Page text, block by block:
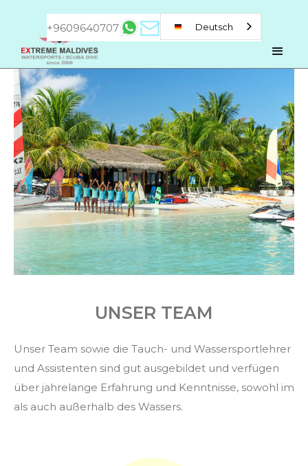
Deutsch
+9609640707
UNSER TEAM
Unser Team sowie die Tauch- und Wassersportlehrer
und Assistenten sind gut ausgebildet und verfügen
über jahrelange Erfahrung und Kenntnisse, sowohl im
als auch außerhalb des Wassers.